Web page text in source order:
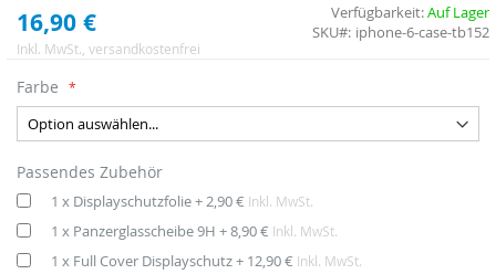
16,90 €
Inkl. MwSt. , versandkostenfrei
Verfügbarkeit:Auf Lager
SKU
iphone-6-case-tb152
Farbe
Passendes Zubehör
1 x Displayschutzfolie+ 2,90 € Inkl. MwSt.
1 x Panzerglasscheibe 9H +8,90 € Inkl. MwSt.
1 x Full Cover Displayschutz+ 12,90 € Inkl. MwSt.